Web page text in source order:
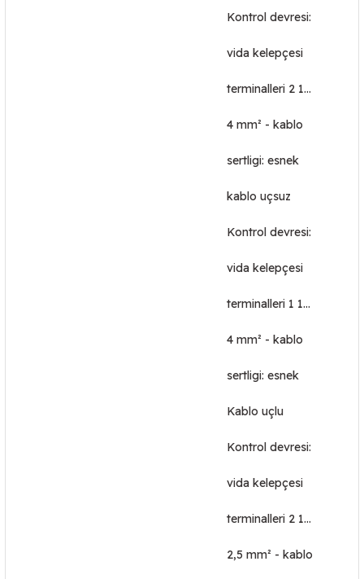
Kontrol devresi:
vida kelepçesi
terminalleri 2 1…
4 mm² - kablo
sertligi: esnek
kablo uçsuz
Kontrol devresi:
vida kelepçesi
terminalleri 1 1…
4 mm² - kablo
sertligi: esnek
Kablo uçlu
Kontrol devresi:
vida kelepçesi
terminalleri 2 1…
2,5 mm² - kablo